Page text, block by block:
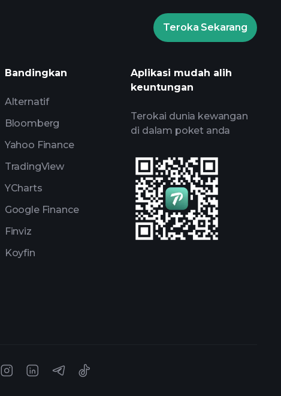
Bilionaire
Teroka Sekarang
Bandingkan
Alternatif
Bloomberg
Yahoo Finance
TradingView
YCharts
Google Finance
Finviz
Koyfin
Aplikasi mudah alih
keuntungan
Terokai dunia kewangan
di dalam poket anda